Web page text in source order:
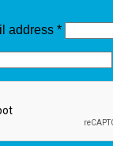
address *Required